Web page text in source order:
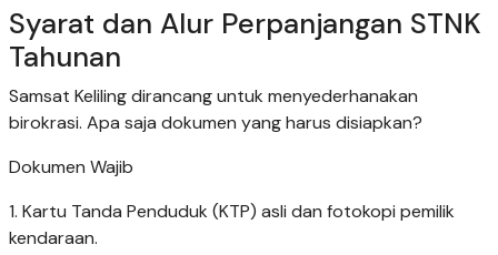
Syarat dan Alur Perpanjangan STNK
Tahunan
Samsat Keliling dirancang untuk menyederhanakan
birokrasi. Apa saja dokumen yang harus disiapkan?
Dokumen Wajib
1. Kartu Tanda Penduduk (KTP) asli dan fotokopi pemilik
kendaraan.